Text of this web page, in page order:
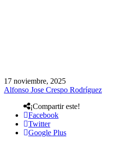
17 noviembre, 2025
Alfonso Jose Crespo Rodríguez
¡Compartir este!
Facebook
Twitter
Google Plus